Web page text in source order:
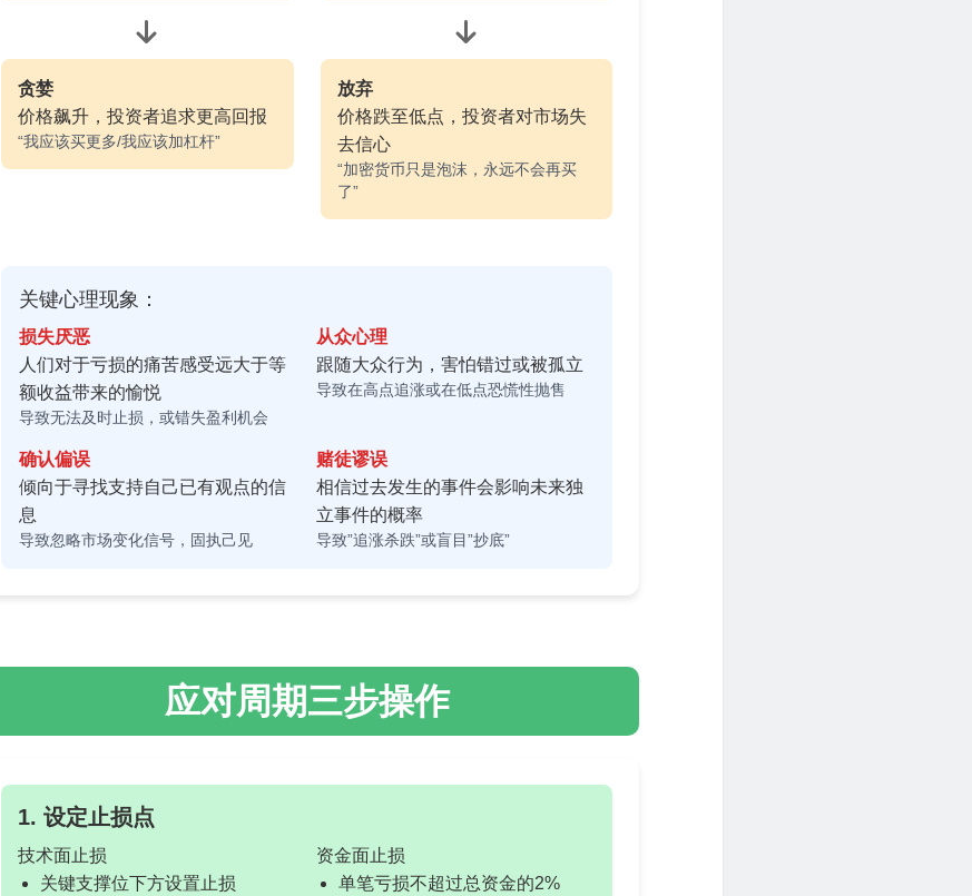
贪婪
价格飙升，投资者追求更高回报
“我应该买更多/我应该加杠杆”
放弃
价格跌至低点，投资者对市场失
去信心
“加密货币只是泡沫，永远不会再买
了”
关键心理现象：
损失厌恶
人们对于亏损的痛苦感受远大于等
额收益带来的愉悦
导致无法及时止损，或错失盈利机会
从众心理
跟随大众行为，害怕错过或被孤立
导致在高点追涨或在低点恐慌性抛售
确认偏误
倾向于寻找支持自己已有观点的信
息
导致忽略市场变化信号，固执己见
赌徒谬误
相信过去发生的事件会影响未来独
立事件的概率
导致”追涨杀跌”或盲目”抄底”
应对周期三步操作
1. 设定止损点
技术面止损
关键支撑位下方设置止损
资金面止损
单笔亏损不超过总资金的2%